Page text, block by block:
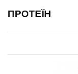
ПРОТЕЇН